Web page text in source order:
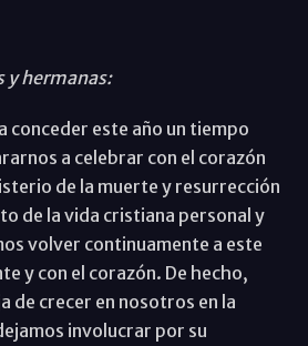
y hermanas:
conceder este año un tiempo
a celebrar con el corazón
de la muerte y resurrección
de la vida cristiana personal y
volver continuamente a este
y con el corazón. De hecho,
de crecer en nosotros en la
involucrar por su